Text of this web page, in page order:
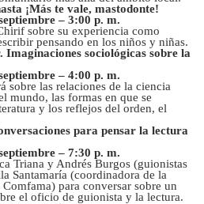
¡Más te vale, mastodonte!
– 3:00 p. m.
sobre su experiencia como
pensando en los niños y niñas.
sociológicas sobre la
– 4:00 p. m.
sobre las relaciones de la ciencia
mundo, las formas en que se
y los reflejos del orden, el
para pensar la lectura
– 7:30 p. m.
Triana y Andrés Burgos (guionistas
Santamaría (coordinadora de la
para conversar sobre un
el oficio de guionista y la lectura.